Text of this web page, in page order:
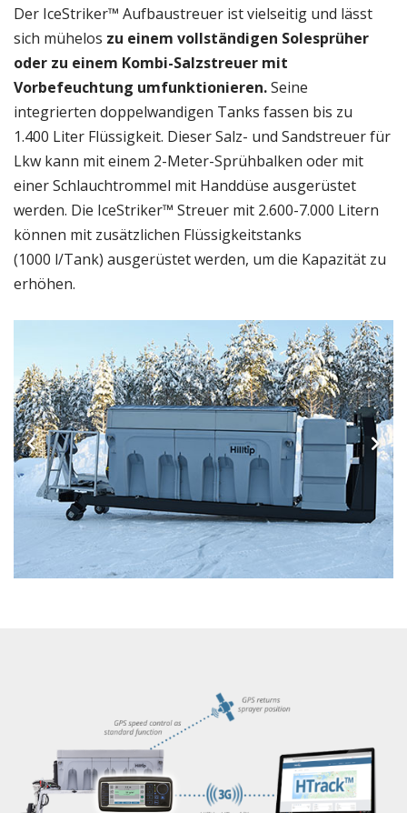
Der IceStriker™ Aufbaustreuer ist vielseitig und lässt
sich mühelos zu einem vollständigen Solesprüher
oder zu einem Kombi-Salzstreuer mit
Vorbefeuchtung umfunktionieren.Seine
integrierten doppelwandigen Tanks fassen bis zu
1.400 Liter Flüssigkeit. Dieser Salz- und Sandstreuer für
Lkw kann mit einem 2-Meter-Sprühbalken oder mit
einer Schlauchtrommel mit Handdüse ausgerüstet
werden. Die IceStriker™ Streuer mit 2.600-7.000 Litern
können mit zusätzlichen Flüssigkeitstanks
(1000 l/Tank) ausgerüstet werden, um die Kapazität zu
erhöhen.